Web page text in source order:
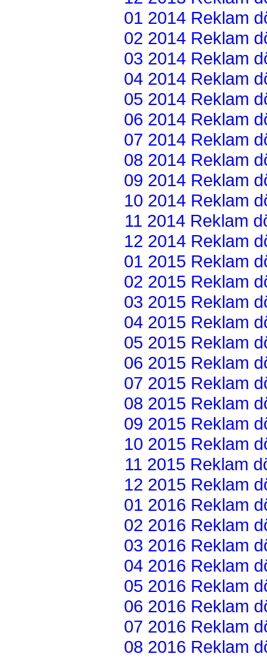
01 2014 Reklam
02 2014 Reklam
03 2014 Reklam
04 2014 Reklam
05 2014 Reklam
06 2014 Reklam
07 2014 Reklam
08 2014 Reklam
09 2014 Reklam
10 2014 Reklam
11 2014 Reklam
12 2014 Reklam
01 2015 Reklam
02 2015 Reklam
03 2015 Reklam
04 2015 Reklam
05 2015 Reklam
06 2015 Reklam
07 2015 Reklam
08 2015 Reklam
09 2015 Reklam
10 2015 Reklam
11 2015 Reklam
12 2015 Reklam
01 2016 Reklam
02 2016 Reklam
03 2016 Reklam
04 2016 Reklam
05 2016 Reklam
06 2016 Reklam
07 2016 Reklam
08 2016 Reklam